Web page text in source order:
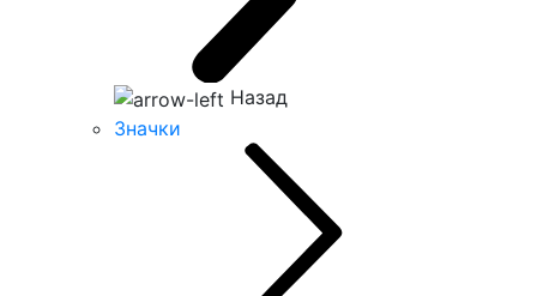
Назад
Значки